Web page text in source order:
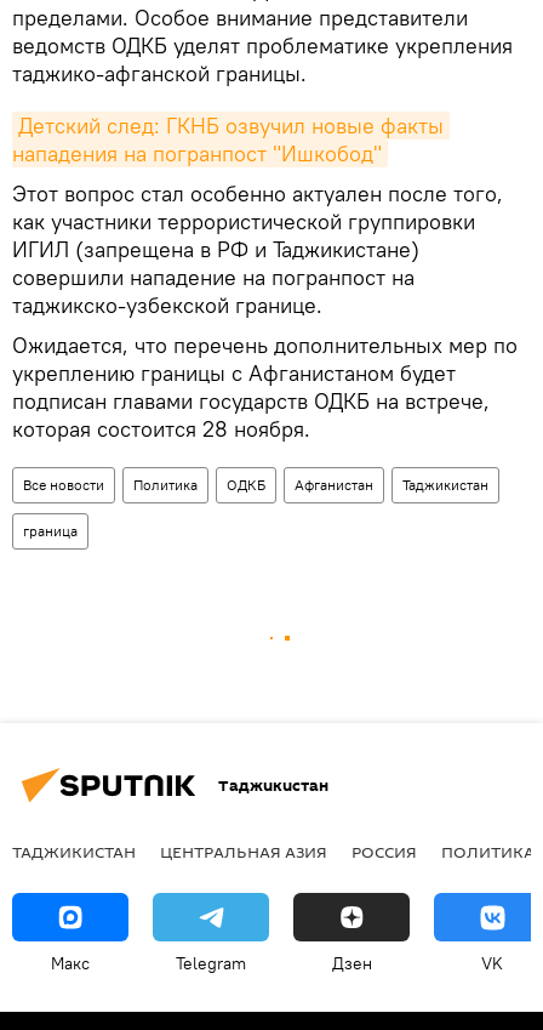
пределами. Особое внимание представители
ведомств ОДКБ уделят проблематике укрепления
таджико-афганской границы.
Детский след: ГКНБ озвучил новые факты
нападения на погранпост "Ишкобод"
Этот вопрос стал особенно актуален после того,
как участники террористической группировки
ИГИЛ (запрещена в РФ и Таджикистане)
совершили нападение на погранпост на
таджикско-узбекской границе.
Ожидается, что перечень дополнительных мер по
укреплению границы с Афганистаном будет
подписан главами государств ОДКБ на встрече,
которая состоится 28 ноября.
Все новости Политика ОДКБ Афганистан Таджикистан
граница
Таджикистан
ТАДЖИКИСТАН ЦЕНТРАЛЬНАЯ АЗИЯ РОССИЯ ПОЛИТИКА
Макс Telegram Дзен VK